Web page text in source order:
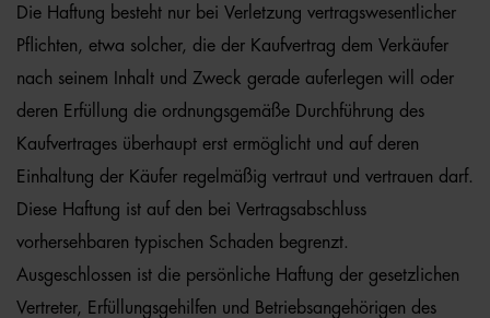
Die Haftung besteht nur bei Verletzung vertragswesentlicher
Pflichten, etwa solcher, die der Kaufvertrag dem Verkäufer
nach seinem Inhalt und Zweck gerade auferlegen will oder
deren Erfüllung die ordnungsgemäße Durchführung des
Kaufvertrages überhaupt erst ermöglicht und auf deren
Einhaltung der Käufer regelmäßig vertraut und vertrauen darf.
Diese Haftung ist auf den bei Vertragsabschluss
vorhersehbaren typischen Schaden begrenzt.
Ausgeschlossen ist die persönliche Haftung der gesetzlichen
Vertreter, Erfüllungsgehilfen und Betriebsangehörigen des